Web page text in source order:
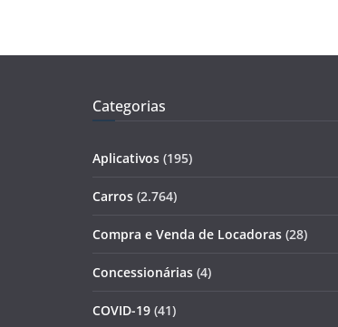
Categorias
Aplicativos (195)
Carros (2.764)
Compra e Venda de Locadoras (28)
Concessionárias (4)
COVID-19 (41)